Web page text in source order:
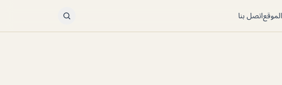
اتصل بنا